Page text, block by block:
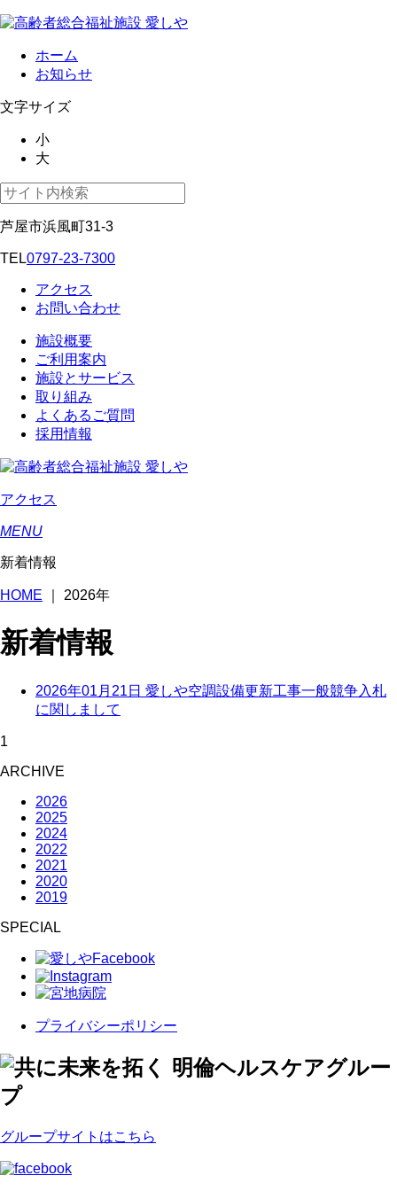
ホーム
お知らせ
文字サイズ
小
大
芦屋市浜風町31-3
TEL0797-23-7300
アクセス
お問い合わせ
施設概要
ご利用案内
施設とサービス
取り組み
よくあるご質問
採用情報
アクセス
MENU
新着情報
HOME 2026年
新着情報
2026年01月21日 愛しや空調設備更新工事一般競争入札
に関しまして
1
ARCHIVE
2026
2025
2024
2022
2021
2020
2019
SPECIAL
プライバシーポリシー
グループサイトはこちら